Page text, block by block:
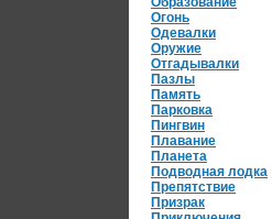
Огонь
Одевалки
Оружие
Отгадывалки
Пазлы
Память
Парковка
Пингвин
Плавание
Планета
Подводная лодка
Препятствие
Призрак